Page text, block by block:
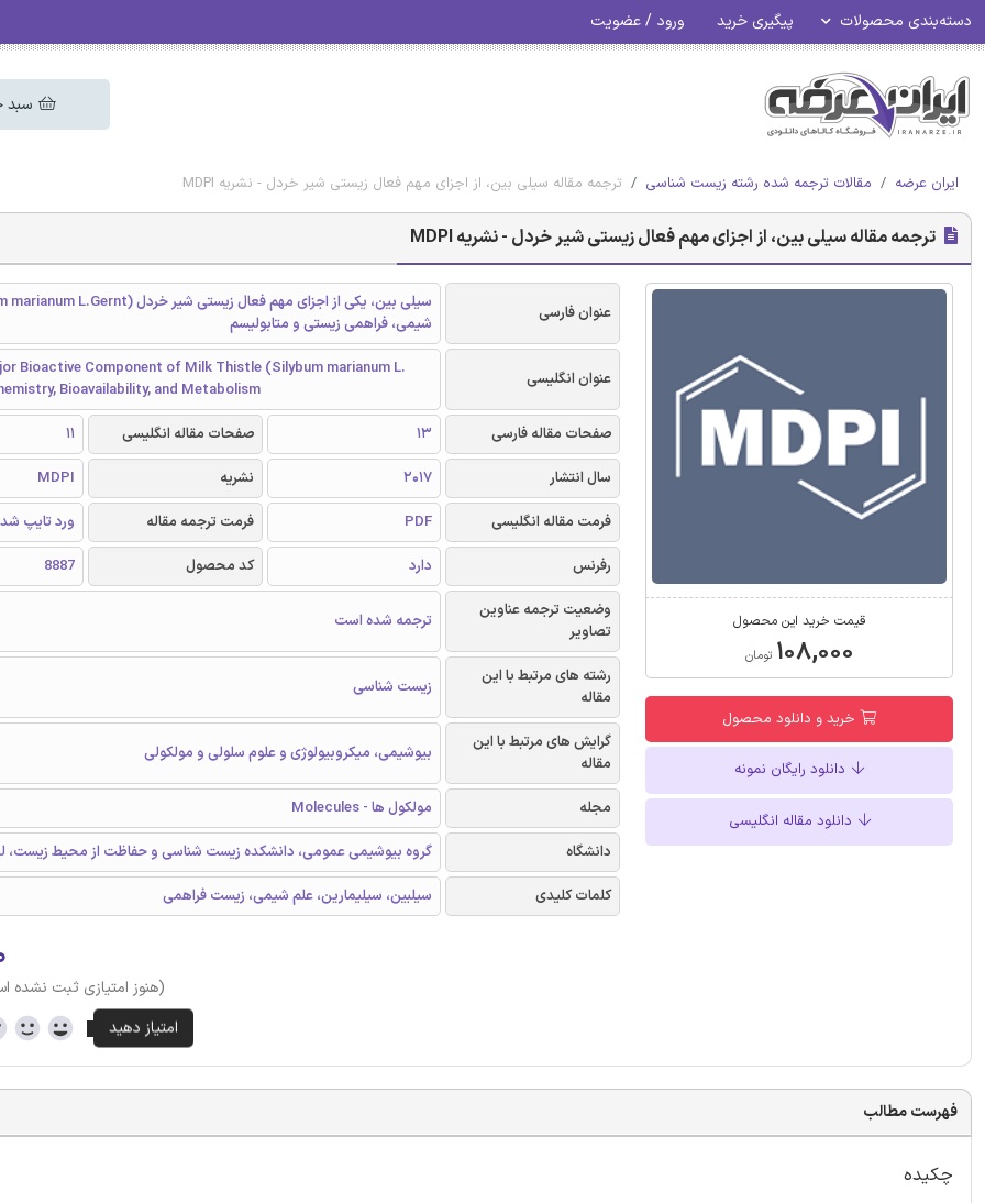
دسته‌بندی محصولات پیگیری خرید ورود / عضویت
سبد
ایران عرضه مقالات ترجمه شده رشته زیست شناسی ترجمه مقاله سیلی بین، از اجزای مهم فعال زیستی شیر خردل - نشریه MDPI
ترجمه مقاله سیلی بین، از اجزای مهم فعال زیستی شیر خردل - نشریه MDPI
قیمت خرید این محصول
۱۰۸,۰۰۰ تومان
خرید و دانلود محصول
دانلود رایگان نمونه
دانلود مقاله انگلیسی
عنوان فارسی شیمی، فراهمی زیستی و متابولیسم
عنوان انگلیسی
Bioactive Component of Milk Thistle (Silybum marianum L.
Bioavailability, and Metabolism
صفحات مقاله فارسی
13 صفحات مقاله انگلیسی
11
سال انتشار
2017 نشریه
MDPI
فرمت مقاله انگلیسی
PDF فرمت ترجمه مقاله
ورد تایپ
رفرنس
دارد کد محصول
8887
وضعیت ترجمه عناوین
تصاویر
ترجمه شده است
رشته های مرتبط با این
مقاله
زیست شناسی
گرایش های مرتبط با این
مقاله
بیوشیمی، میکروبیولوژی و علوم سلولی و مولکولی
مجله
مولکول ها - Molecules
دانشگاه
گروه بیوشیمی عمومی، دانشکده زیست شناسی و حفاظت از محیط زیست،
کلمات کلیدی
سيلبين، سیلیمارین، علم شیمی، زیست فراهمی
(هنوز امتیازی ثبت نشده
فهرست مطالب
چکیده